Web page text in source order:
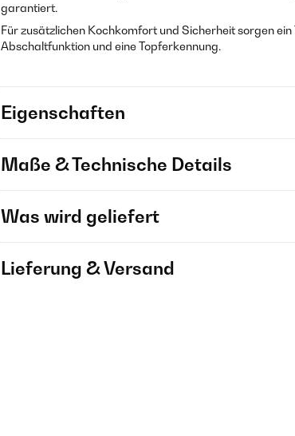
garantiert.
Für zusätzlichen Kochkomfort und Sicherheit sorgen
Abschaltfunktion und eine Topferkennung.
Eigenschaften
Maße & Technische Details
Was wird geliefert
Lieferung & Versand